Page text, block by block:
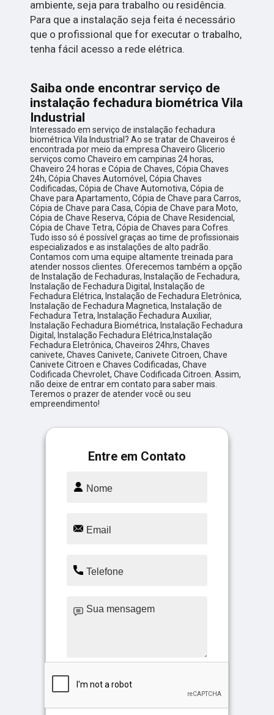
ambiente, seja para trabalho ou residência.
Para que a instalação seja feita é necessário
que o profissional que for executar o trabalho,
tenha fácil acesso a rede elétrica.
Saiba onde encontrar serviço de
instalação fechadura biométrica Vila
Industrial
Interessado em serviço de instalação fechadura
biométrica Vila Industrial? Ao se tratar de Chaveiros é
encontrada por meio da empresa Chaveiro Glicerio
serviços como Chaveiro em campinas 24 horas,
Chaveiro 24 horas e Cópia de Chaves, Cópia Chaves
24h, Cópia Chaves Automóvel, Cópia Chaves
Codificadas, Cópia de Chave Automotiva, Cópia de
Chave para Apartamento, Cópia de Chave para Carros,
Cópia de Chave para Casa, Cópia de Chave para Moto,
Cópia de Chave Reserva, Cópia de Chave Residencial,
Cópia de Chave Tetra, Cópia de Chaves para Cofres.
Tudo isso só é possível graças ao time de profissionais
especializados e as instalações de alto padrão.
Contamos com uma equipe altamente treinada para
atender nossos clientes. Oferecemos também a opção
de Instalação de Fechaduras, Instalação de Fechadura,
Instalação de Fechadura Digital, Instalação de
Fechadura Elétrica, Instalação de Fechadura Eletrônica,
Instalação de Fechadura Magnetica, Instalação de
Fechadura Tetra, Instalação Fechadura Auxiliar,
Instalação Fechadura Biométrica, Instalação Fechadura
Digital, Instalação Fechadura Elétrica,Instalação
Fechadura Eletrônica, Chaveiros 24hrs, Chaves
canivete, Chaves Canivete, Canivete Citroen, Chave
Canivete Citroen e Chaves Codificadas, Chave
Codificada Chevrolet, Chave Codificada Citroen. Assim,
não deixe de entrar em contato para saber mais.
Teremos o prazer de atender você ou seu
empreendimento!
Entre em Contato